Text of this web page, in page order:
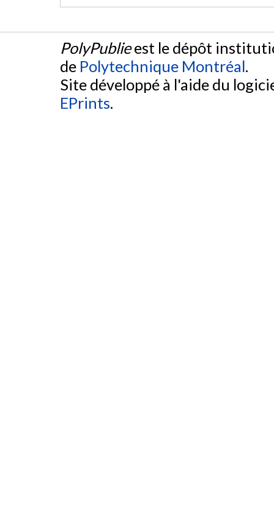
PolyPublieest le dépôt
de Polytechnique Montréal.
Site développé à l'aide du
EPrints.